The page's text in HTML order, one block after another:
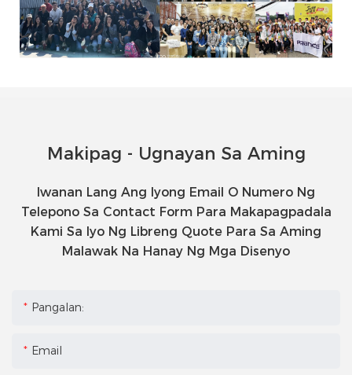
Makipag - Ugnayan Sa Aming
Iwanan Lang Ang Iyong Email O Numero Ng
Telepono Sa Contact Form Para Makapagpadala
Kami Sa Iyo Ng Libreng Quote Para Sa Aming
Malawak Na Hanay Ng Mga Disenyo
Pangalan:
Email